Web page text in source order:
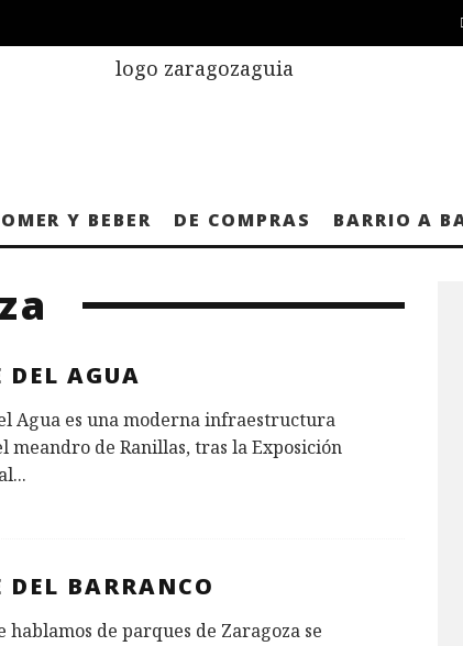
Y BEBER DE COMPRAS BARRIO A
DEL AGUA
Agua es una moderna infraestructura
meandro de Ranillas, tras la Exposición
...
DEL BARRANCO
hablamos de parques de Zaragoza se